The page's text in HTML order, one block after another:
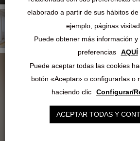
elaborado a partir de sus hábitos
ejemplo, páginas
Puede obtener más información
preferencias
AQUÍ
Puede aceptar todas las cookies
botón «Aceptar» o configurarlas o
haciendo clic
Configurar/
ACEPTAR TODAS Y